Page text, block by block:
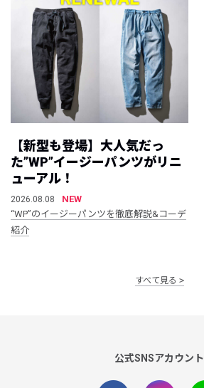
【新型も登場】大人気だっ
た”WP”イージーパンツがリニ
ューアル！
2026.08.08
NEW
“WP”のイージーパンツを徹底解説&コーデ
紹介
すべて見る
公式SNSアカウント